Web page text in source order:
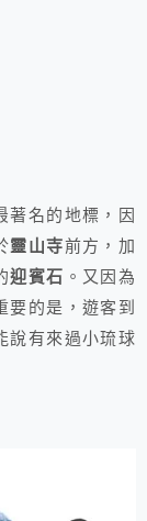
著名的地標，因
靈山寺前方，加
迎賓石 。又因為
要的是，遊客到
說有來過小琉球